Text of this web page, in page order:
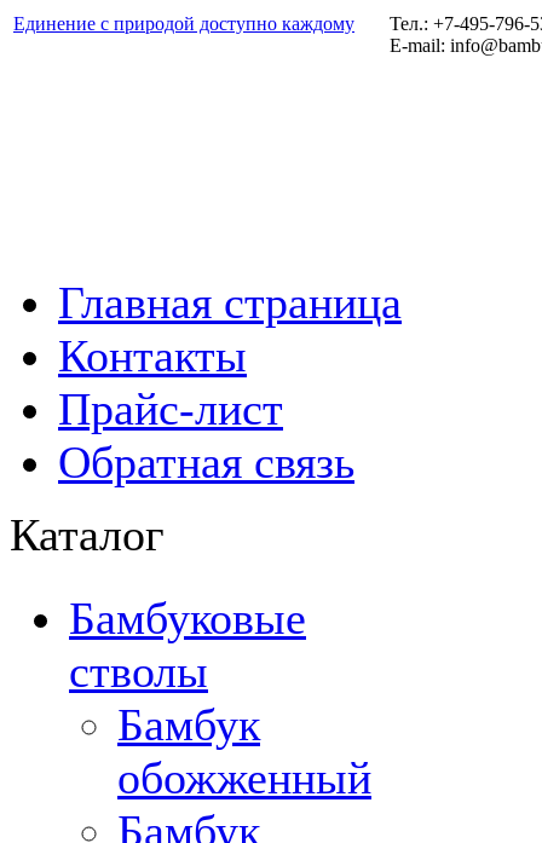
Единение с природой доступно каждому
Тел.: +7-495-796-
E-mail:
Главная страница
Контакты
Прайс-лист
Обратная связь
Каталог
Бамбуковые
стволы
Бамбук
обожженный
Бамбук